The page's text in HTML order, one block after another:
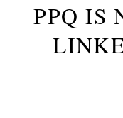
PPQ IS